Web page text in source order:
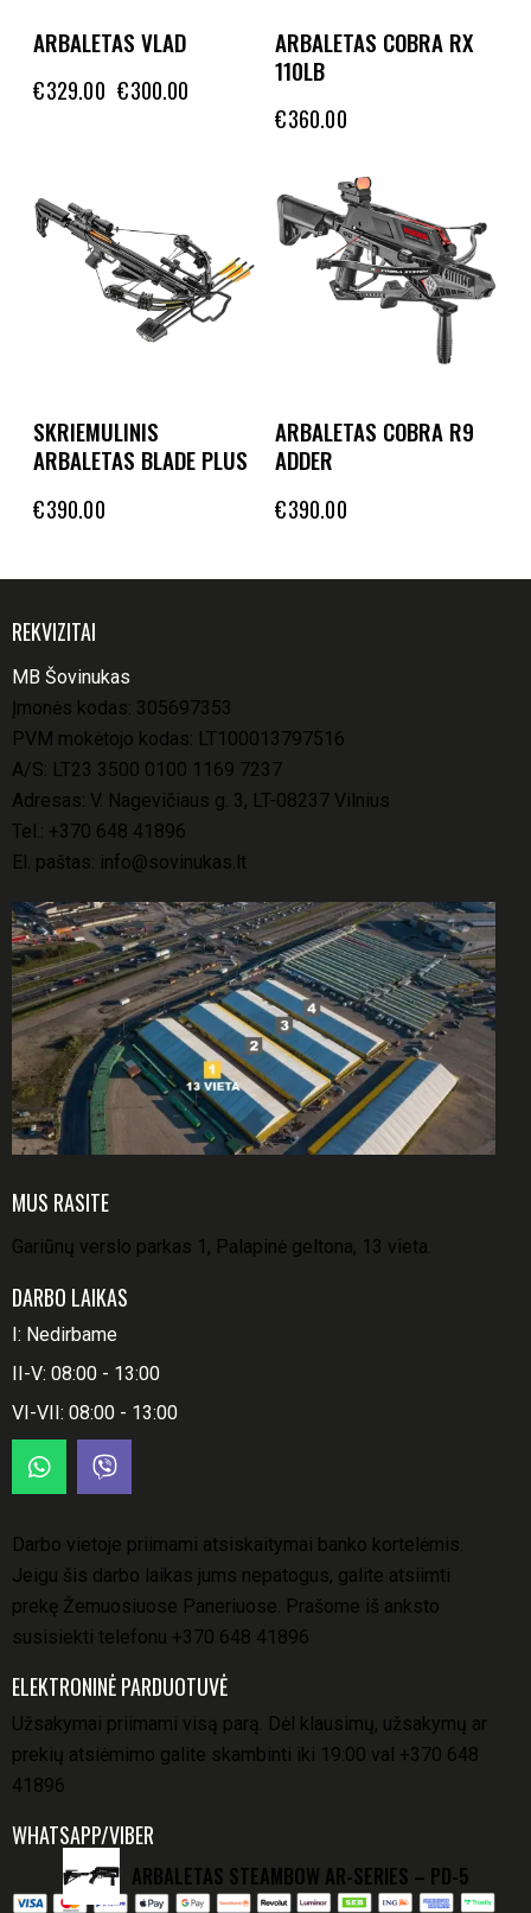
ARBALETAS VLAD
€329.00 €300.00
ARBALETAS COBRA RX
110LB
€360.00
SKRIEMULINIS
ARBALETAS BLADE PLUS
€390.00
ARBALETAS COBRA R9
ADDER
€390.00
REKVIZITAI
MB Šovinukas
Įmonės kodas: 305697353
PVM mokėtojo kodas: LT100013797516
A/S: LT23 3500 0100 1169 7237
Adresas: V. Nagevičiaus g. 3, LT-08237 Vilnius
Tel.: +370 648 41896
El. paštas: info@sovinukas.lt
MUS RASITE
Gariūnų verslo parkas 1, Palapinė geltona, 13 vieta.
DARBO LAIKAS
I: Nedirbame
II-V: 08:00 - 13:00
VI-VII: 08:00 - 13:00
Darbo vietoje priimami atsiskaitymai banko kortelėmis.
Jeigu šis darbo laikas jums nepatogus, galite atsiimti
prekę Žemuosiuose Paneriuose. Prašome iš anksto
susisiekti telefonu +370 648 41896
ELEKTRONINĖ PARDUOTUVĖ
Užsakymai priimami visą parą. Dėl klausimų, užsakymų ar
prekių atsiėmimo galite skambinti iki 19:00 val +370 648
41896
WHATSAPP/VIBER
ARBALETAS STEAMBOW AR-SERIES – PD-5